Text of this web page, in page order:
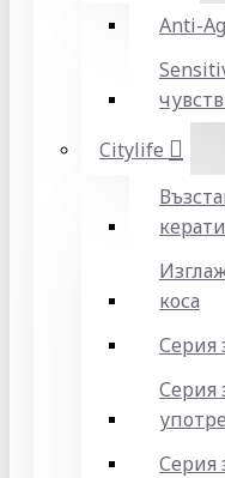
Anti-
Citylife
коса
Серия
Серия
Серия